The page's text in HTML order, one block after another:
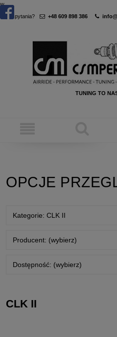
w
Masz pytania? +48 609 898 386
TUNING TO
OPCJE
Kategorie: CLK II
Producent: (wybierz)
Dostępność: (wybierz)
CLK II